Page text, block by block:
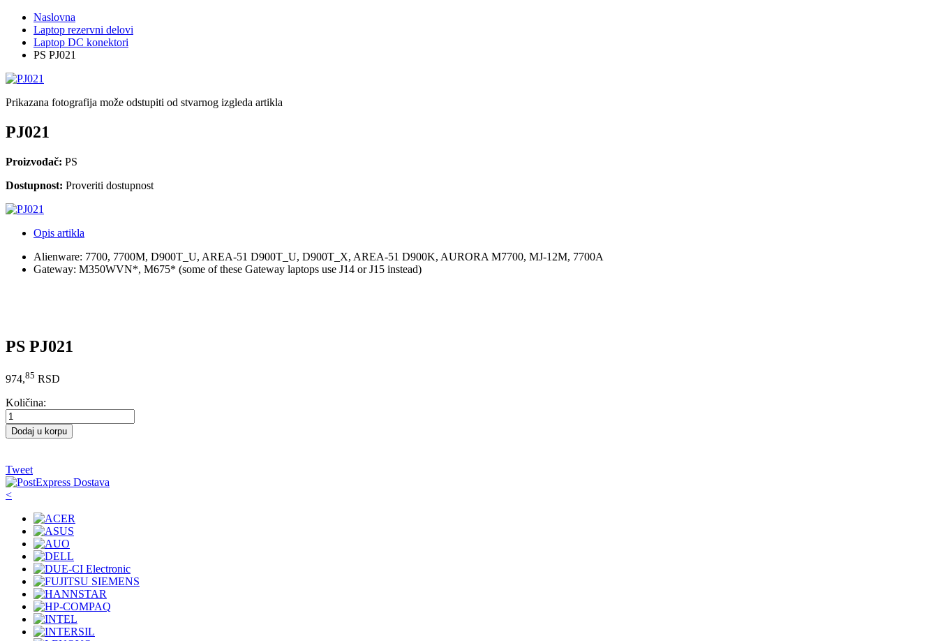
Naslovna
Laptop rezervni delovi
Laptop DC konektori
PS PJ021
Prikazana fotografija može odstupiti od stvarnog izgleda artikla
PJ021
Proizvođač: PS
Dostupnost: Proveriti dostupnost
Opis artikla
Alienware: 7700, 7700M, D900T_U, AREA-51 D900T_U, D900T_X, AREA-51 D900K, AURORA M7700, MJ-12M, 7700A
Gateway: M350WVN*, M675* (some of these Gateway laptops use J14 or J15 instead)
PS PJ021
974,85 RSD
Količina:
Dodaj u korpu
Tweet
<